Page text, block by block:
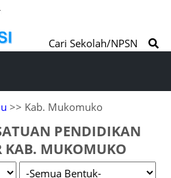
Cari Sekolah/NPSN
>> Kab. Mukomuko
PENDIDIKAN
KAB. MUKOMUKO